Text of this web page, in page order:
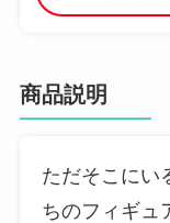
商品説明
ただそこにい
ちのフィギュ